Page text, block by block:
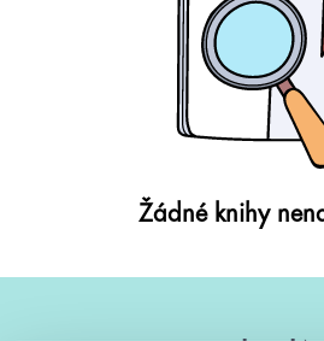
Žádné knihy